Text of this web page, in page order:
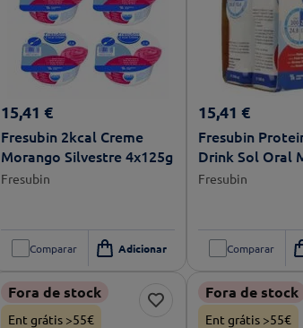
15,41 €
Fresubin 2kcal Creme
Morango Silvestre 4x125g
Fresubin
Comparar
15,41 €
Fresubin
Drink Sol Oral
Silvestre
Fresubin
Comparar
Fora de stock
Ent grátis >55€
Fora de stock
Ent grátis >55€